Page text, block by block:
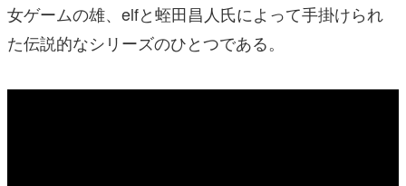
女ゲームの雄、elfと蛭田昌人氏によって手掛けられ
た伝説的なシリーズのひとつである。